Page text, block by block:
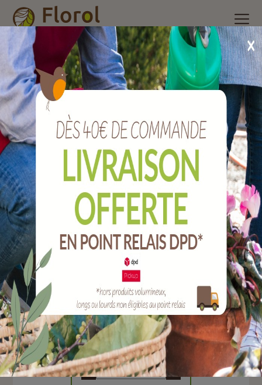
Accueil Nos produits /Outils de jardin/ Plasticulture, liens,
Grillage
Bande tissu synthétique pour arbre longueur 50 m x
3 cm.
Bande tissu synthétique pour arbre
longueur 50 m x 3 cm.
Ref : J11265
EAN :
Marque :
SOERGEN Distribution
Quantité :
Unité
- +